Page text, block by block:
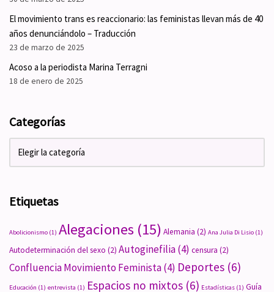
El movimiento trans es reaccionario: las feministas llevan más de 40
años denunciándolo – Traducción
23 de marzo de 2025
Acoso a la periodista Marina Terragni
18 de enero de 2025
Categorías
Etiquetas
Abolicionismo (1) Alegaciones (15) Alemania (2) Ana Julia Di Lisio (1)
Autodeterminación del sexo (2) Autoginefilia(4) censura (2)
Confluencia Movimiento Feminista(4) Deportes (6)
Educación (1) entrevista (1) Espacios no mixtos (6) Estadísticas (1) Guía